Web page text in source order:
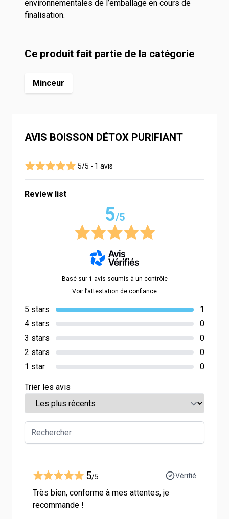
environnementales de l’emballage en cours de
finalisation.
Ce produit fait partie de la catégorie
Minceur
AVIS BOISSON DÉTOX PURIFIANT
5/5 - 1 avis
Review list
5/5
Basé sur 1 avis soumis à un contrôle
Voir l’attestation de confiance
5 stars
1
4 stars
0
3 stars
0
2 stars
0
1 star
0
Trier les avis
5/5 Vérifié
Très bien, conforme à mes attentes, je
recommande !